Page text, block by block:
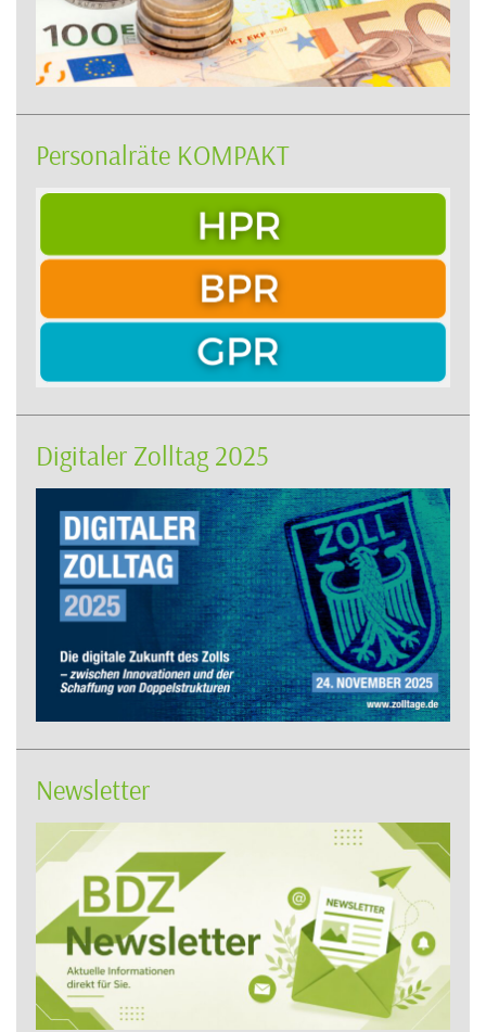
Personalräte KOMPAKT
Digitaler Zolltag 2025
Newsletter